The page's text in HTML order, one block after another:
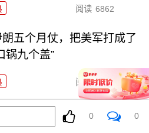
阅读 6862
五个月仗，把美军打成了
锅九个盖”
阅读 5305
普要对伊朗“断气断电”？这豪
全球买单
0 0